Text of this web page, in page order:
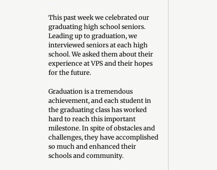
This past week we celebrated our
graduating high school seniors.
Leading up to graduation, we
interviewed seniors at each high
school. We asked them about their
experience at VPS and their hopes
for the future.
Graduation is a tremendous
achievement, and each student in
the graduating class has worked
hard to reach this important
milestone. In spite of obstacles and
challenges, they have accomplished
so much and enhanced their
schools and community.